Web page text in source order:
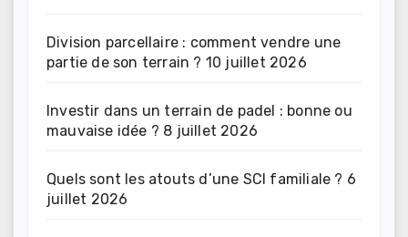
Division parcellaire : comment vendre une
partie de son terrain ? 10 juillet 2026
Investir dans un terrain de padel : bonne ou
mauvaise idée ? 8 juillet 2026
Quels sont les atouts d’une SCI familiale ? 6
juillet 2026